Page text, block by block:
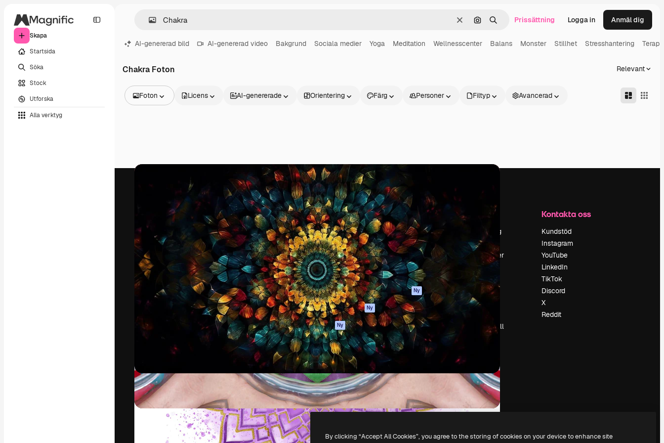
Skapa
Startsida
Söka
Stock
Utforska
Alla verktyg
RensaSök efter bild
Söka Prissättning Logga in Anmäl dig
AI-genererad bild AI-genererad video Bakgrund Sociala medier Yoga Meditation Wellnesscenter Balans Monster Stillhet Stresshantering Terapi
Chakra Foton Relevant
Foton
Videor
Licens AI-genererade Orientering Färg Personer Filtyp Avancerad
Den kreativa plattformen för att förverkliga
ditt bästa arbete. Mer än 1 miljon
prenumeranter bland kreatörer, företag,
byråer och studior.
Svenska
Produkter
Spaces
AI-assistent
AI-bildgenerator
AI-videogenerator
AI-röstgenerator
Stock-innehåll
MCP för
Claude/ChatGPT
Ny
Agenter Ny
API
Mobilapp
Alla Magnific-
verktyg
Kom igång
Academy
Dokumentation
Support
Användarvillkor
Integritetspolicy
Original Ny
Cookies policy
Förtroendecenter
Affiliates
Företag
Företag
Prissättning
Om oss
Recensioner
Karriär
Söktrender
Blogg
Händelser
Sälj innehåll
Kontakta oss
Kundstöd
Instagram
YouTube
LinkedIn
TikTok
Discord
X
Reddit
Copyright © 2010-2026 Freepik Company S.L.U.Alla rättigheter reserverade
By clicking “Accept All Cookies”, you agree to the storing of cookies on your device to enhance site